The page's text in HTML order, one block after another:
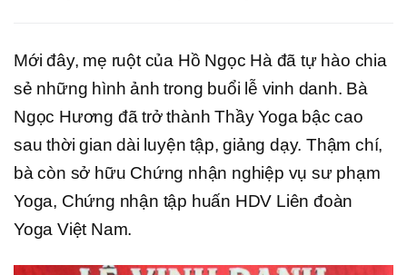
Mới đây, mẹ ruột của Hồ Ngọc Hà đã tự hào chia
sẻ những hình ảnh trong buổi lễ vinh danh. Bà
Ngọc Hương đã trở thành Thầy Yoga bậc cao
sau thời gian dài luyện tập, giảng dạy. Thậm chí,
bà còn sở hữu Chứng nhận nghiệp vụ sư phạm
Yoga, Chứng nhận tập huấn HDV Liên đoàn
Yoga Việt Nam.